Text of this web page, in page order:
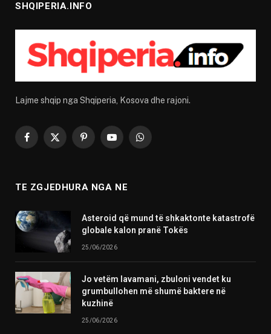
SHQIPERIA.INFO
Lajme shqip nga Shqiperia, Kosova dhe rajoni.
Facebook
X
PinterestYouTubeWhatsApp
TE ZGJEDHURA NGA NE
Asteroid që mund të shkaktonte katastrofë
globale kalon pranë Tokës
25/06/2026
Jo vetëm lavamani, zbuloni vendet ku
grumbullohen më shumë baktere në
kuzhinë
25/06/2026